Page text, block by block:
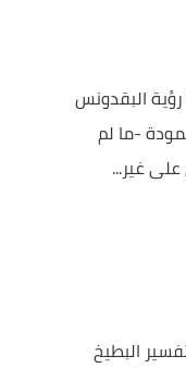
البقدونس
-ما لم
غير...
البطيخ